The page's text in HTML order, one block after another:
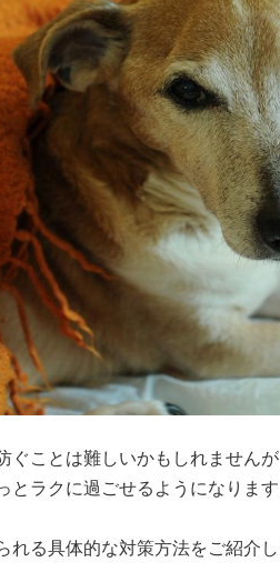
ぐことは難しいかもしれません
ラクに過ごせるようになります
れる具体的な対策方法をご紹介し